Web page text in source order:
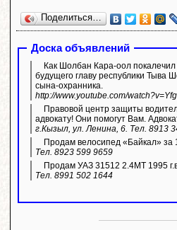
Поделиться…
Доска объявлений
Как Шолбан Кара-оол покалечил охранника Иванова: http://
будущего главу республики Тыва
сына-охранника.
http://www.youtube.com/
Правовой центр защиты
адвокату! Они помогут Вам.
г.Кызыл, ул. Ленина, 6. Тел. 8913
Продам велосипед «Байкал» за
Тел. 8923 599 9659
Продам УАЗ 31512 2.4МТ 1995
Тел. 8991 502 1644